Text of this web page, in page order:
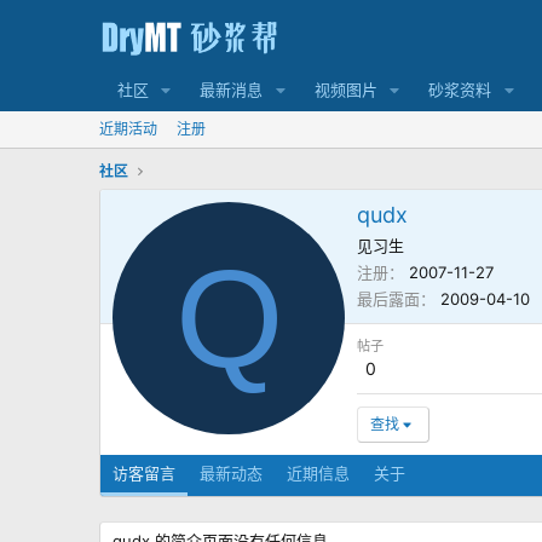
社区 最新消息 视频图片 砂浆资料
近期活动 注册
社区
Q
qudx
见习生
注册
2007-11-27
最后露面
2009-04-10
帖子
0
查找
访客留言 最新动态 近期信息 关于